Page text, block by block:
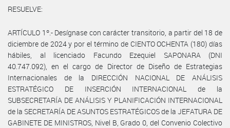
RESUELVE:
ARTÍCULO 1º.- Desígnase con carácter transitorio, a partir del 18 de
diciembre de 2024 y por el término de CIENTO OCHENTA (180) días
hábiles, al licenciado Facundo Ezequiel SAPONARA (DNI
40.747.092), en el cargo de Director de Diseño de Estrategias
Internacionales de la DIRECCIÓN NACIONAL DE ANÁLISIS
ESTRATÉGICO DE INSERCIÓN INTERNACIONAL de la
SUBSECRETARÍA DE ANÁLISIS Y PLANIFICACIÓN INTERNACIONAL
de la SECRETARÍA DE ASUNTOS ESTRATÉGICOS de la JEFATURA DE
GABINETE DE MINISTROS, Nivel B, Grado 0, del Convenio Colectivo